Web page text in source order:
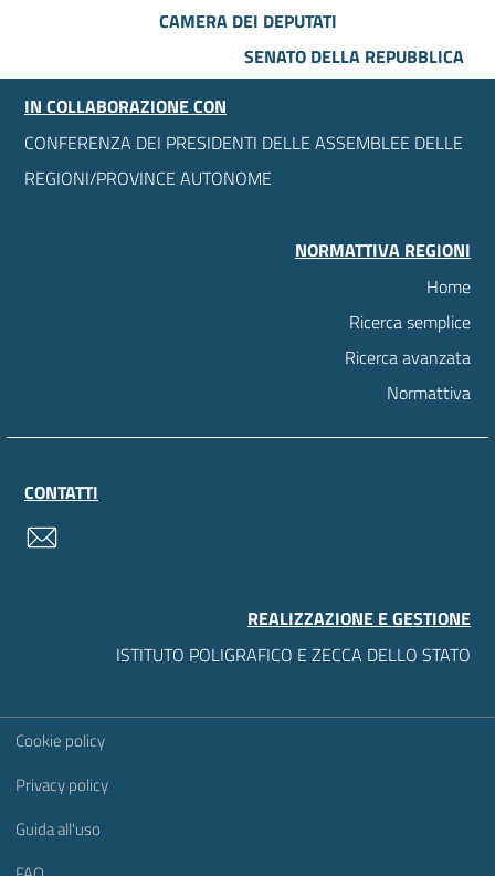
CAMERA DEI DEPUTATI
SENATO DELLA REPUBBLICA
IN COLLABORAZIONE CON
CONFERENZA DEI PRESIDENTI DELLE ASSEMBLEE DELLE
REGIONI/PROVINCE AUTONOME
NORMATTIVA REGIONI
Home
Ricerca semplice
Ricerca avanzata
Normattiva
CONTATTI
REALIZZAZIONE E GESTIONE
ISTITUTO POLIGRAFICO E ZECCA DELLO STATO
Sezione Link Utili
Cookie policy
Privacy policy
Guida all'uso